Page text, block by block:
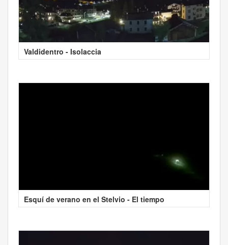
Valdidentro - Isolaccia
Esquí de verano en el Stelvio - El tiempo